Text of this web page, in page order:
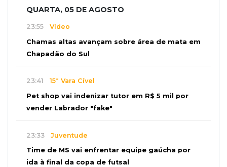
QUARTA, 05 DE AGOSTO
23:55 Vídeo
Chamas altas avançam sobre área de mata em
Chapadão do Sul
23:41 15ª Vara Cível
Pet shop vai indenizar tutor em R$ 5 mil por
vender Labrador "fake"
23:33 Juventude
Time de MS vai enfrentar equipe gaúcha por
ida à final da copa de futsal